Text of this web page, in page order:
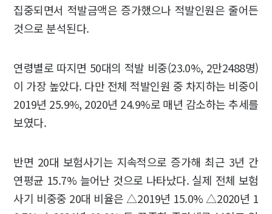
집중되면서 적발금액은 증가했으나 적발인원은 줄어든
것으로 분석된다.
연령별로 따지면 50대의 적발 비중(23.0%, 2만2488명)
이 가장 높았다. 다만 전체 적발인원 중 차지하는 비중이
2019년 25.9%, 2020년 24.9%로 매년 감소하는 추세를
보였다.
반면 20대 보험사기는 지속적으로 증가해 최근 3년 간
연평균 15.7% 늘어난 것으로 나타났다. 실제 전체 보험
사기 비중중 20대 비율은 △2019년 15.0% △2020년 1